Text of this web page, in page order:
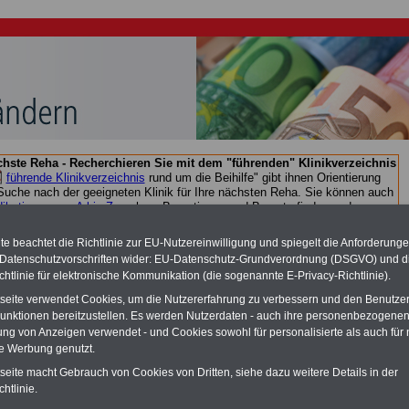
Reha - Recherchieren Sie mit dem "führenden" Klinikverzeichnis
führende Klinikverzeichnis rund um die Beihilfe" gibt ihnen Orientierung
nach der geeigneten Klinik für Ihre nächsten Reha. Sie können auch
von A bis Zsuchen. Beamtinnen und Beamte finden zudem
des Landes Sachsen Anlage 1
OnlineServicefür 10 Euro
Für nur 10,00 Euro bei einer Laufzeit
wichtigsten Fragen zum Öffentlichen
Dienst auf dem Laufenden: auch ein
beachtet die Richtlinie zur EU-Nutzereinwilligung und spiegelt die
wider: EU-Datenschutz-Grundverordnung (DSGVO) und
für elektronische Kommunikation (die sogenannte E-Privacy-Richtlinie).
verwendet Cookies, um die Nutzererfahrung zu verbessern und den
bereitzustellen. Es werden Nutzerdaten - auch ihre
von Anzeigen verwendet - und Cookies sowohl für personalisierte als auch für
Werbung genutzt.
macht Gebrauch von Cookies von Dritten, siehe dazu weitere Details in der